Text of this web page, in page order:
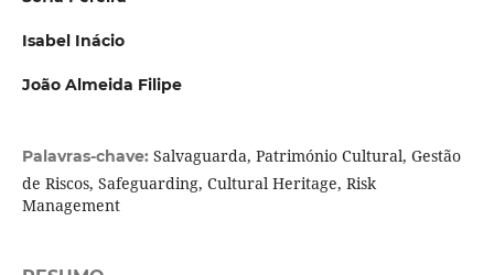
Isabel Inácio
João Almeida Filipe
Palavras-chave: Salvaguarda, Património Cultural, Gestão
de Riscos, Safeguarding, Cultural Heritage, Risk
Management